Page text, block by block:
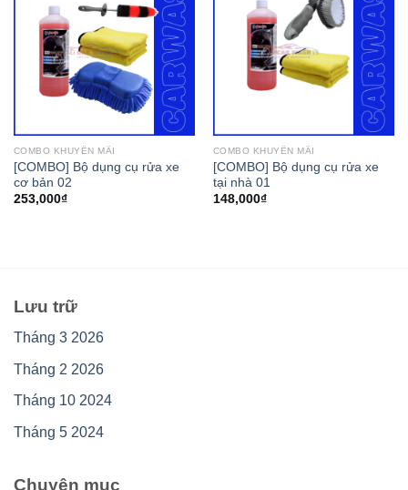
COMBO KHUYẾN MÃI
[COMBO] Bộ dụng cụ rửa xe
cơ bản 02
253,000₫
COMBO KHUYẾN MÃI
[COMBO] Bộ dụng cụ rửa xe
tại nhà 01
148,000₫
Lưu trữ
Tháng 3 2026
Tháng 2 2026
Tháng 10 2024
Tháng 5 2024
Chuyên mục